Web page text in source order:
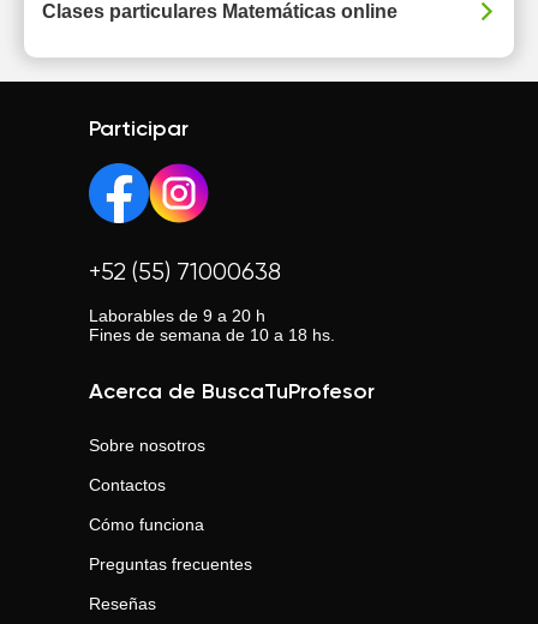
Clases particulares Matemáticas online
Participar
+52 (55) 71000638
Laborables de 9 a 20 h
Fines de semana de 10 a 18 hs.
Acerca de BuscaTuProfesor
Sobre nosotros
Contactos
Cómo funciona
Preguntas frecuentes
Reseñas